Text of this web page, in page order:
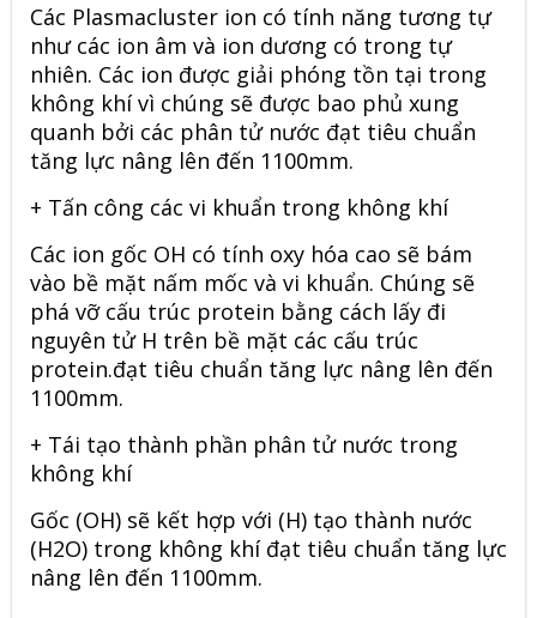
Các Plasmacluster ion có tính năng tương tự
như các ion âm và ion dương có trong tự
nhiên. Các ion được giải phóng tồn tại trong
không khí vì chúng sẽ được bao phủ xung
quanh bởi các phân tử nước đạt tiêu chuẩn
tăng lực nâng lên đến 1100mm.
+ Tấn công các vi khuẩn trong không khí
Các ion gốc OH có tính oxy hóa cao sẽ bám
vào bề mặt nấm mốc và vi khuẩn. Chúng sẽ
phá vỡ cấu trúc protein bằng cách lấy đi
nguyên tử H trên bề mặt các cấu trúc
protein.đạt tiêu chuẩn tăng lực nâng lên đến
1100mm.
+ Tái tạo thành phần phân tử nước trong
không khí
Gốc (OH) sẽ kết hợp với (H) tạo thành nước
(H2O) trong không khí đạt tiêu chuẩn tăng lực
nâng lên đến 1100mm.